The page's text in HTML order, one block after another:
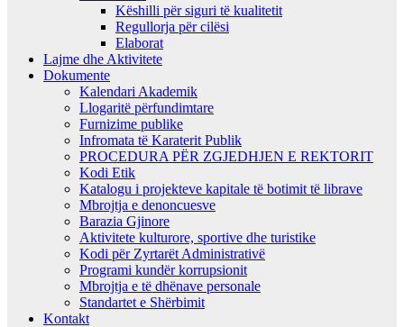
Këshilli për siguri të kualitetit
Regullorja për cilësi
Elaborat
Lajme dhe Aktivitete
Dokumente
Kalendari Akademik
Llogaritë përfundimtare
Furnizime publike
Infromata të Karaterit Publik
PROCEDURA PËR ZGJEDHJEN E REKTORIT
Kodi Etik
Katalogu i projekteve kapitale të botimit të librave
Mbrojtja e denoncuesve
Barazia Gjinore
Aktivitete kulturore, sportive dhe turistike
Kodi për Zyrtarët Administrativë
Programi kundër korrupsionit
Mbrojtja e të dhënave personale
Standartet e Shërbimit
Kontakt